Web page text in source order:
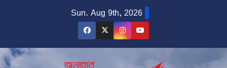
Sun. Aug 9th, 2026